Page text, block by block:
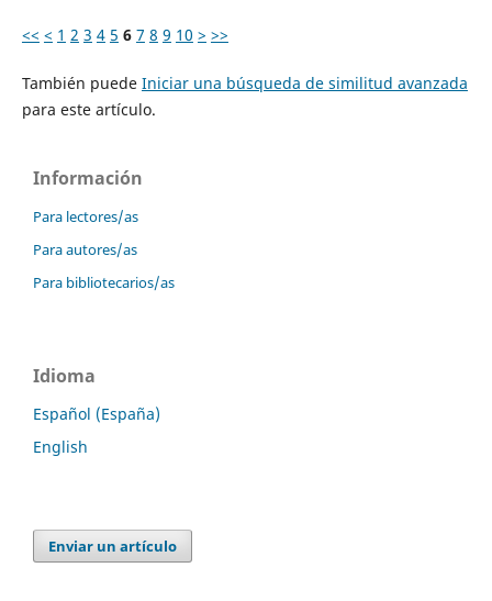
<< < 1 2 3 4 5 6 7 8 9 10 > >>
También puede Iniciar una búsqueda de similitud avanzada
para este artículo.
Información
Para lectores/as
Para autores/as
Para bibliotecarios/as
Idioma
Español (España)
English
Enviar un artículo